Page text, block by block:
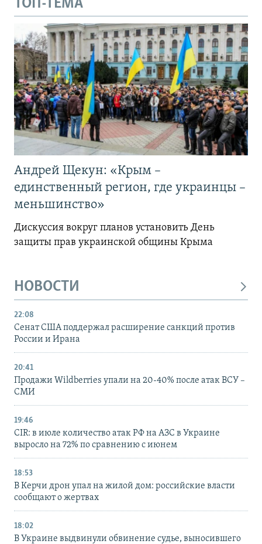
ТОП-ТЕМА
Андрей Щекун: «Крым –
единственный регион, где украинцы –
меньшинство»
Дискуссия вокруг планов установить День
защиты прав украинской общины Крыма
НОВОСТИ
22:08
Сенат США поддержал расширение санкций против
России и Ирана
20:41
Продажи Wildberries упали на 20-40% после атак ВСУ –
СМИ
19:46
CIR: в июле количество атак РФ на АЗС в Украине
выросло на 72% по сравнению с июнем
18:53
В Керчи дрон упал на жилой дом: российские власти
сообщают о жертвах
18:02
В Украине выдвинули обвинение судье, выносившего